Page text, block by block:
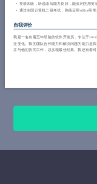
英语四级，听说读写能力良好，能流利的用英
通过全国计算机二级考试，熟练运用office等常
自我评价
我是一名有着五年经验的软件开发员，专注于
业变化。我的团队合作能力和解决问题的能力是
并与他们协同工作，以实现最佳结果。我还有着